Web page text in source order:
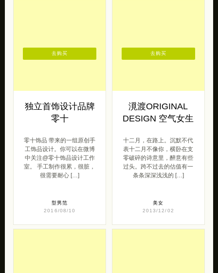
独立首饰设计品牌
零十
零十饰品 带来的一组原创手
工饰品设计。你可以在微博
中关注@零十饰品设计工作
室。 手工制作很累，很脏，
很需要耐心 […]
型男范
2016/08/10
去购买
漞渡ORIGINAL
DESIGN 空气女生
十二月，在路上。沉默不代
表十二月不像你，横卧在支
零破碎的诗意里，醉意有些
过头。跨不过去的估值有一
条条深深浅浅的 […]
美女
2013/12/02
去购买